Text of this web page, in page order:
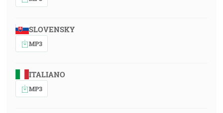
SLOVENSKY
MP3
ITALIANO
MP3